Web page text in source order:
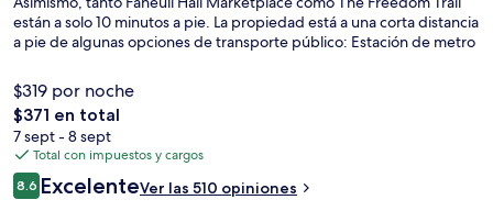
están a solo 10 minutos a pie. La propiedad está a una corta distancia
a pie de algunas opciones de transporte público: Estación de metro
minutos.
$319 por noche
El
precio
total
es
de
$371 en total
7 sept - 8 sept
Total con impuestos y cargos
Opiniones
8.68.6 de 10,
ExcelenteVer las 510 opiniones